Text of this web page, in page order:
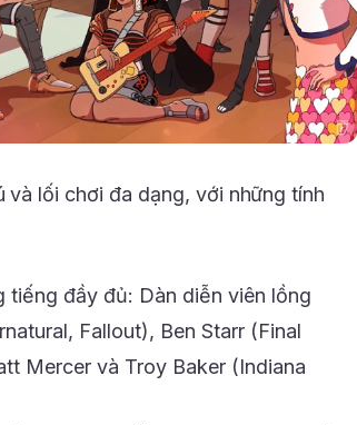
lối chơi đa dạng, với những tính
tiếng đầy đủ: Dàn diễn viên lồng
Fallout), Ben Starr (Final
Mercer và Troy Baker (Indiana